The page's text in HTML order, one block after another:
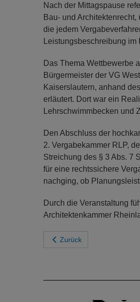
Nach der Mittagspause
Bau- und
die jedem
Leistungsbeschreibung
Das Thema Wettbewerbe
Bürgermeister der VG
Kaiserslautern, anhand
erläutert. Dort war ein
Lehrschwimmbecken und
Den Abschluss der
2. Vergabekammer RLP,
Streichung des § 3 Abs. 7
für eine rechtssichere
nachging, ob
Durch die Veranstaltung
Architektenkammer
Zurück